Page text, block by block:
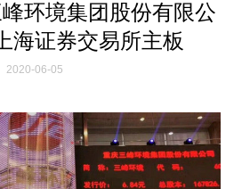
环境集团股份有限公
海证券交易所主板
2020-06-05